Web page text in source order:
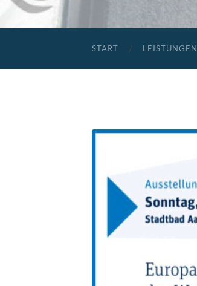
START LEISTUNGEN